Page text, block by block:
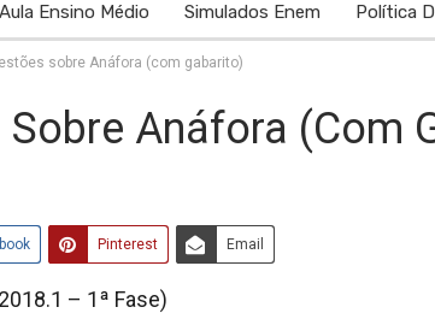
Ensino Médio Simulados Enem Política
sobre Anáfora (com gabarito)
Sobre Anáfora (com
Pinterest Email
– 1ª Fase)